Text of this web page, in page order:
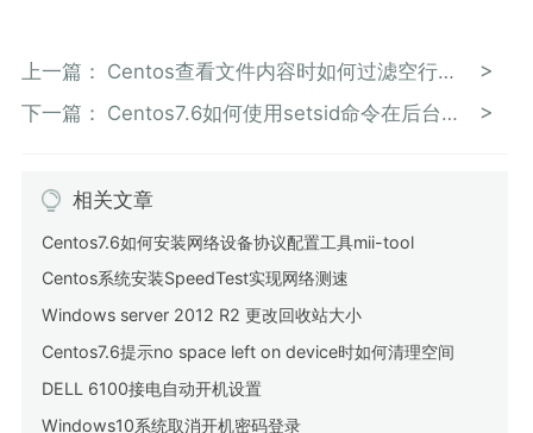
上一篇： Centos查看文件内容时如何过滤空行和注释信息
下一篇： Centos7.6如何使用setsid命令在后台运行进程
相关文章
Centos7.6如何安装网络设备协议配置工具mii-tool
Centos系统安装SpeedTest实现网络测速
Windows server 2012 R2 更改回收站大小
Centos7.6提示no space left on device时如何清理空间
DELL 6100接电自动开机设置
Windows10系统取消开机密码登录